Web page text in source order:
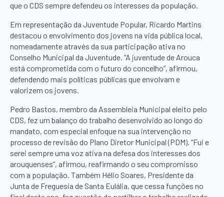
que o CDS sempre defendeu os interesses da população.
Em representação da Juventude Popular, Ricardo Martins
destacou o envolvimento dos jovens na vida pública local,
nomeadamente através da sua participação ativa no
Conselho Municipal da Juventude. “A juventude de Arouca
está comprometida com o futuro do concelho”, afirmou,
defendendo mais políticas públicas que envolvam e
valorizem os jovens.
Pedro Bastos, membro da Assembleia Municipal eleito pelo
CDS, fez um balanço do trabalho desenvolvido ao longo do
mandato, com especial enfoque na sua intervenção no
processo de revisão do Plano Diretor Municipal (PDM). “Fui e
serei sempre uma voz ativa na defesa dos interesses dos
arouquenses”, afirmou, reafirmando o seu compromisso
com a população. Também Hélio Soares, Presidente da
Junta de Freguesia de Santa Eulália, que cessa funções no